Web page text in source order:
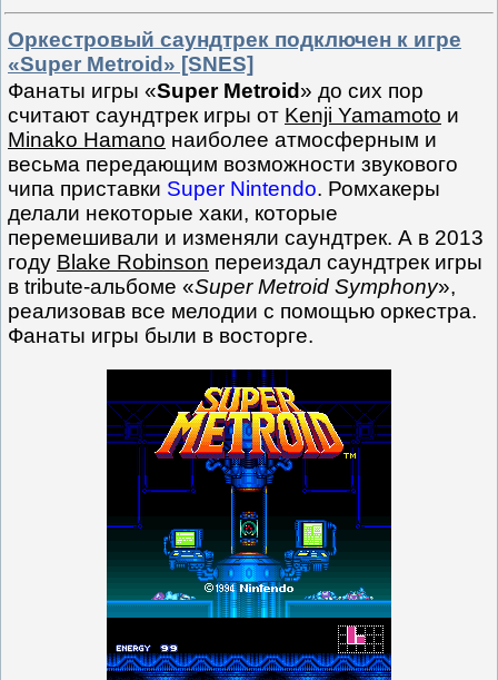
Оркестровый саундтрек подключен к игре
«Super Metroid» [SNES]
Фанаты игры «Super Metroid» до сих пор
считают саундтрек игры от Kenji Yamamoto и
Minako Hamano наиболее атмосферным и
весьма передающим возможности звукового
чипа приставки Super Nintendo. Ромхакеры
делали некоторые хаки, которые
перемешивали и изменяли саундтрек. А в 2013
году Blake Robinson переиздал саундтрек игры
в tribute-альбоме «Super Metroid Symphony»,
реализовав все мелодии с помощью оркестра.
Фанаты игры были в восторге.